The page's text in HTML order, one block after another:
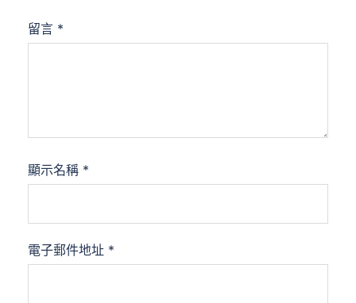
留言 *
顯示名稱 *
電子郵件地址 *